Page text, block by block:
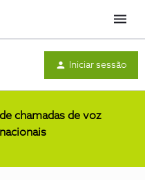
Menu
Iniciar sessão
chamadas de voz